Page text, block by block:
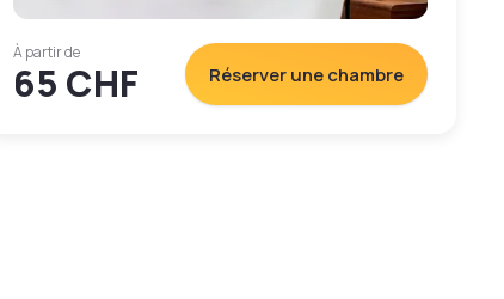
À partir de
65 CHF Réserver une chambre